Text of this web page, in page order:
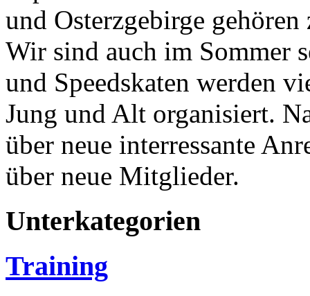
und Osterzgebirge
Wir sind auch im Sommer
und Speedskaten werden
Jung und Alt organisiert.
über neue interressante
über neue Mitglieder.
Unterkategorien
Training